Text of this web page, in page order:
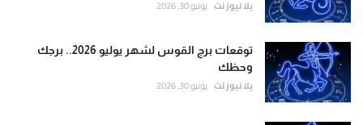
يلا نيوز نت يونيو 30, 2026
توقعات برج القوس لشهر يوليو 2026.. برجك
وحظك
يلا نيوز نت يونيو 30, 2026